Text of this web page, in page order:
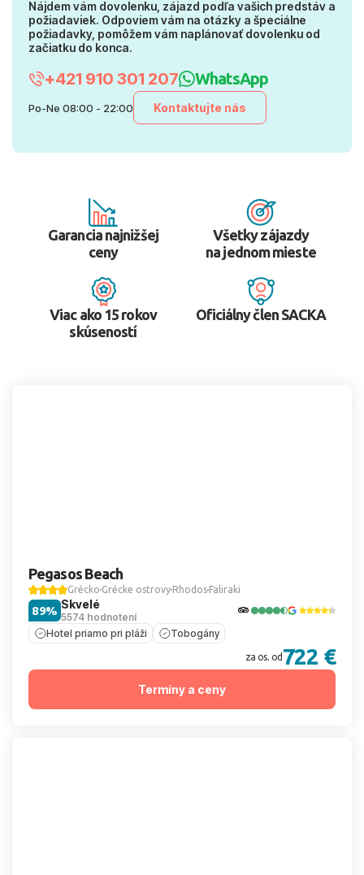
Nájdem vám dovolenku, zájazd podľa vašich predstáv a
požiadaviek. Odpoviem vám na otázky a špeciálne
požiadavky, pomôžem vám naplánovať dovolenku od
začiatku do konca.
+421 910 301 207 WhatsApp
Po-Ne 08:00 - 22:00 Kontaktujte nás
Garancia najnižšej
ceny
Všetky zájazdy
na jednom mieste
Viac ako 15 rokov
skúseností
Oficiálny člen SACKA
Pegasos Beach
Grécko Grécke ostrovy Rhodos Faliraki
Skvelé
5574 hodnotení
89%
Hotel priamo pri pláži Tobogány
za os. od 722 €
Termíny a ceny